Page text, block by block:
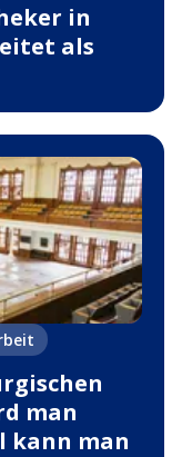
in
als
man
kann man